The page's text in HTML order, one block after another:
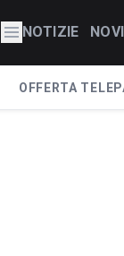
NOTIZIE
OFFERTA